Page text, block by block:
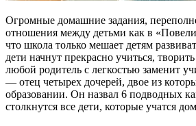
Огромные домашние задания,
отношения между детьми как в
что школа только мешает детям
дети начнут прекрасно учиться,
любой родитель с легкостью заменит
— отец четырех дочерей, двое из
образовании. Он назвал 6 подводных
столкнутся все дети, которые учатся